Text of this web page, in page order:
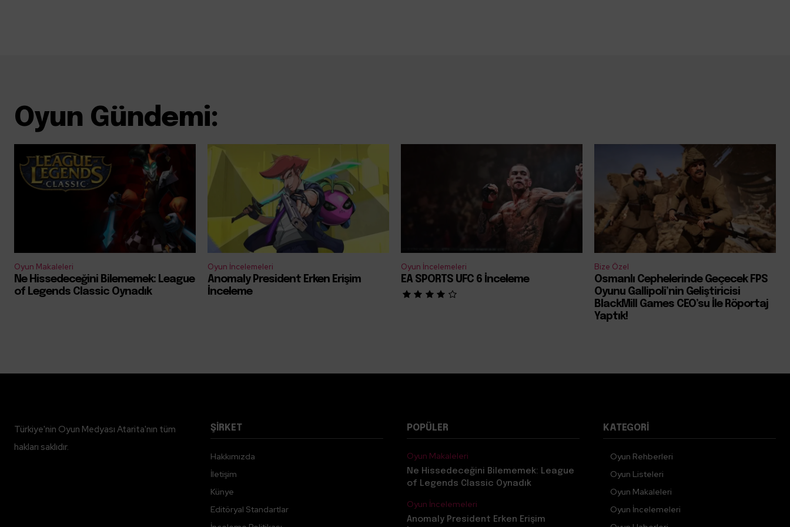
Oyun Gündemi:
Oyun Makaleleri
Ne Hissedeceğini Bilememek: League
of Legends Classic Oynadık
Oyun İncelemeleri
Anomaly President Erken Erişim
İnceleme
Oyun İncelemeleri
EA SPORTS UFC 6 İnceleme
Bize Özel
Osmanlı Cephelerinde Geçecek FPS
Oyunu Gallipoli’nin Geliştiricisi
BlackMill Games CEO’su İle Röportaj
Yaptık!
Türkiye'nin Oyun Medyası Atarita'nın tüm
hakları saklıdır.
ŞİRKET
Hakkımızda
İletişim
Künye
Editöryal Standartlar
POPÜLER
Oyun Makaleleri
Ne Hissedeceğini Bilememek: League
of Legends Classic Oynadık
Oyun İncelemeleri
Anomaly President Erken Erişim
KATEGORI
Oyun Rehberleri
Oyun Listeleri
Oyun Makaleleri
Oyun İncelemeleri